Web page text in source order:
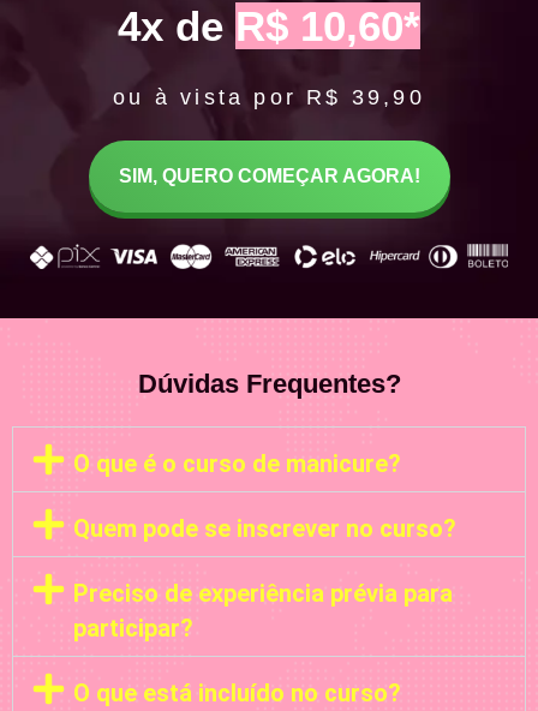
4x de R$ 10,60*
ou à vista por R$ 39,90
SIM, QUERO COMEÇAR AGORA!
Dúvidas Frequentes?
O que é o curso de manicure?
Quem pode se inscrever no curso?
Preciso de experiência prévia para
participar?
O que está incluído no curso?